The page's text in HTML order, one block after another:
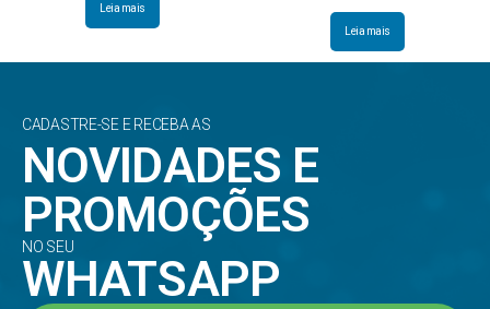
Leia mais
Leia mais
CADASTRE-SE E RECEBA AS
NOVIDADES E
PROMOÇÕES
NO SEU
WHATSAPP